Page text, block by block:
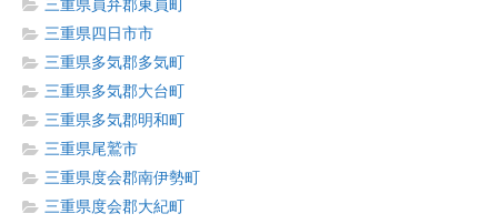
三重県員弁郡東員町
三重県四日市市
三重県多気郡多気町
三重県多気郡大台町
三重県多気郡明和町
三重県尾鷲市
三重県度会郡南伊勢町
三重県度会郡大紀町